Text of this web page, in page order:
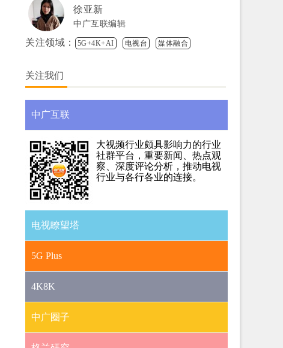
徐亚新
中广互联编辑
关注领域： 5G+4K+AI 电视台 媒体融合
关注我们
中广互联
大视频行业颇具影响力的行业
社群平台，重要新闻、热点观
察、深度评论分析，推动电视
行业与各行各业的连接。
电视瞭望塔
5G Plus
4K8K
中广圈子